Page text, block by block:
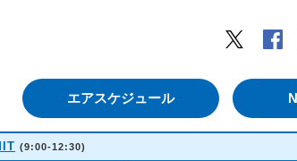
Twitter
エアスケジュール
(9:00-12:30)